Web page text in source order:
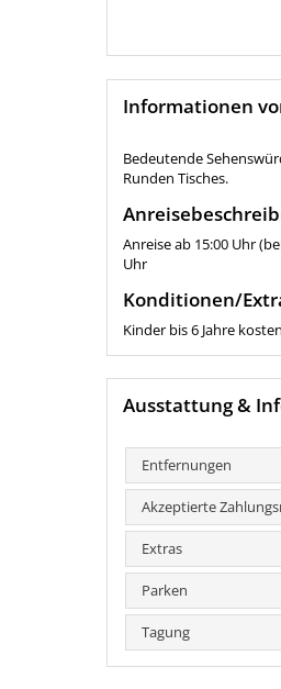
Informationen
Bedeutende
Runden Tisches.
Anreise ab 15:00 Uhr
Uhr
Konditionen/
Kinder bis 6 Jahre
Ausstattung &
Entfernungen
Akzeptierte
Extras
Parken
Tagung